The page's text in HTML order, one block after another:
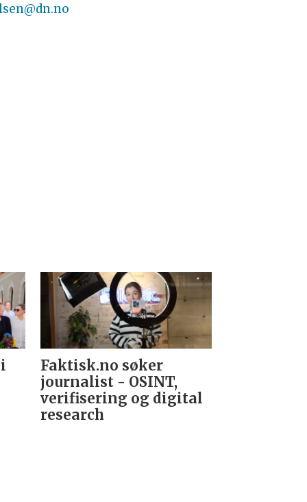
Faktisk.no søker
journalist - OSINT,
verifisering og digital
research­